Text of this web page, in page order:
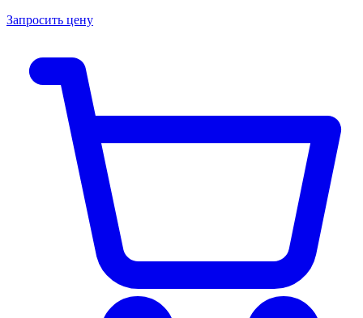
Запросить цену